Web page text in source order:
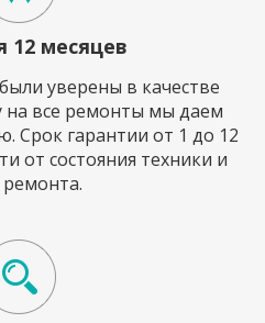
12 месяцев
уверены в качестве
на все ремонты мы даем
Срок гарантии от 1 до 12
от состояния техники и